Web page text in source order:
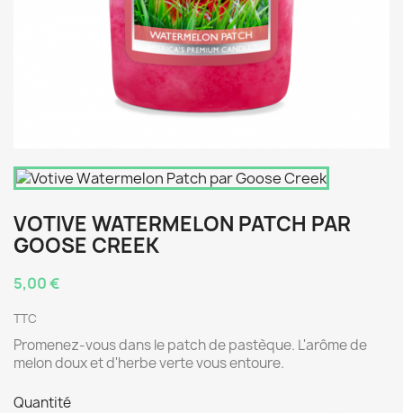
VOTIVE WATERMELON PATCH PAR
GOOSE CREEK
5,00 €
TTC
Promenez-vous dans le patch de pastèque. L'arôme de
melon doux et d'herbe verte vous entoure.
Quantité